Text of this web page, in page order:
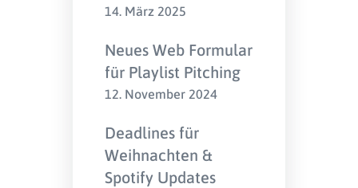
14. März 2025
Neues Web Formular
für Playlist Pitching
12. November 2024
Deadlines für
Weihnachten &
Spotify Updates